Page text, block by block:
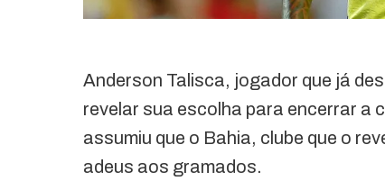
Anderson Talisca, jogador que já
revelar sua escolha para encerrar a
assumiu que o Bahia, clube que o
adeus aos gramados.